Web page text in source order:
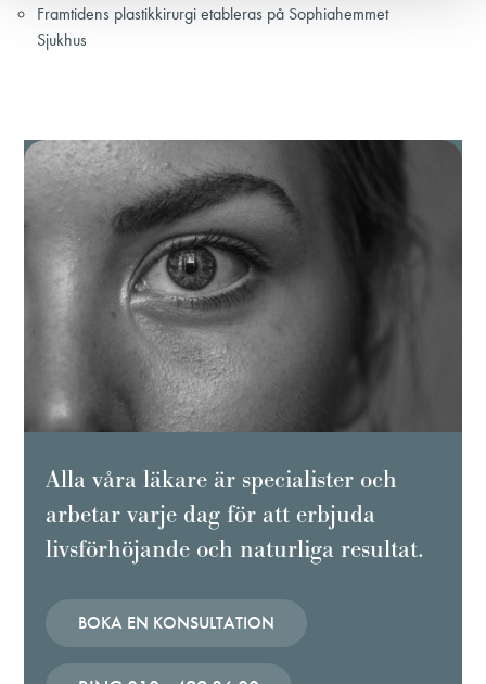
Framtidens plastikkirurgi etableras på Sophiahemmet
Sjukhus
Alla våra läkare är specialister och
arbetar varje dag för att erbjuda
livsförhöjande och naturliga resultat.
BOKA EN KONSULTATION